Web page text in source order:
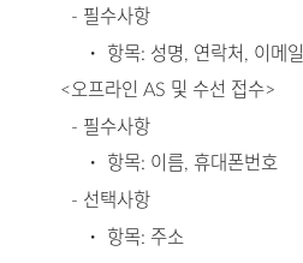
- 필수사항
・ 항목: 성명, 연락처, 이메일
<오프라인 AS 및 수선 접수>
- 필수사항
・ 항목: 이름, 휴대폰번호
- 선택사항
・ 항목: 주소